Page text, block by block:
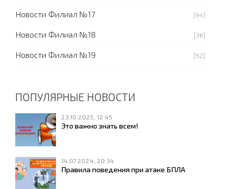
Новости Филиал №17 [94]
Новости Филиал №18 [36]
Новости Филиал №19 [52]
ПОПУЛЯРНЫЕ НОВОСТИ
23.10.2025, 12:45
Это важно знать всем!
14.07.2024, 20:34
Правила поведения при атаке БПЛА